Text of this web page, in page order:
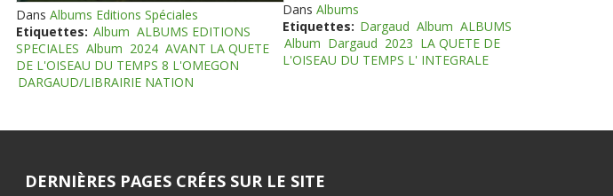
Dans Albums Editions Spéciales
Etiquettes: Album ALBUMS EDITIONS
SPECIALES Album 2024 AVANT LA QUETE
DE L'OISEAU DU TEMPS 8 L'OMEGON
DARGAUD/LIBRAIRIE NATION
Dans Albums
Etiquettes: Dargaud Album ALBUMS
Album Dargaud 2023 LA QUETE DE
L'OISEAU DU TEMPS L' INTEGRALE
DERNIÈRES PAGES CRÉES SUR LE SITE